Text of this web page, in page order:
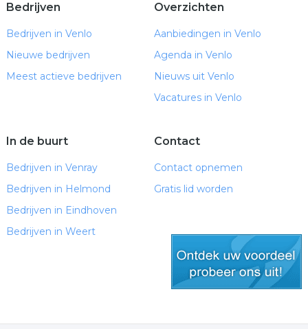
Bedrijven
Bedrijven in Venlo
Nieuwe bedrijven
Meest actieve bedrijven
Overzichten
Aanbiedingen in Venlo
Agenda in Venlo
Nieuws uit Venlo
Vacatures in Venlo
In de buurt
Bedrijven in Venray
Bedrijven in Helmond
Bedrijven in Eindhoven
Bedrijven in Weert
Contact
Contact opnemen
Gratis lid worden